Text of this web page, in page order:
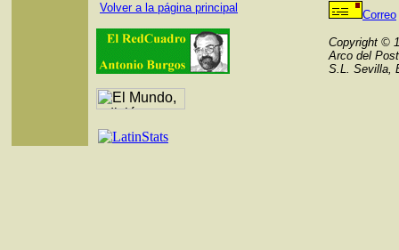
Volver a la página principal
Correo
Copyright ©
Arco del
S.L. Sevilla,